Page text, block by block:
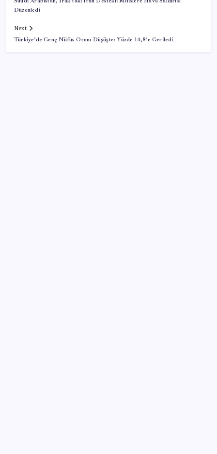
Düzenledi
Next
Türkiye’de Genç Nüfus Oranı Düşüşte: Yüzde 14,8’e Geriledi